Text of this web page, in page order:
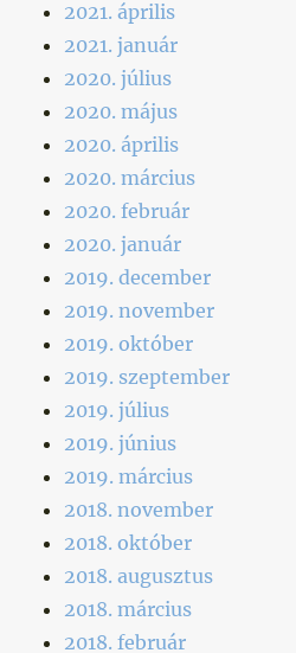
2021. április
2021. január
2020. július
2020. május
2020. április
2020. március
2020. február
2020. január
2019. december
2019. november
2019. október
2019. szeptember
2019. július
2019. június
2019. március
2018. november
2018. október
2018. augusztus
2018. március
2018. február